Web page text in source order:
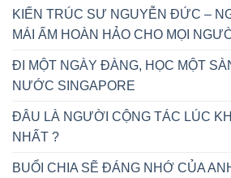
KIẾN TRÚC SƯ NGUYỄN ĐỨC –
MÁI ẤM HOÀN HẢO CHO MỌI
ĐI MỘT NGÀY ĐÀNG, HỌC MỘT
NƯỚC SINGAPORE
ĐÂU LÀ NGƯỜI CỘNG TÁC LÚC
NHẤT ?
BUỔI CHIA SẼ ĐÁNG NHỚ CỦA